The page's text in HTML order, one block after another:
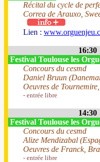
Récital du cycle de
Correa de Arauxo,
Lien :
16:30
Festival Toulouse les
Concours du cesmd
Daniel Bruun
Oeuvres de
- entrée libre
14:30
Festival Toulouse les
Concours du cesmd
Alize Mendizabal
Oeuvres de Franck,
- entrée libre